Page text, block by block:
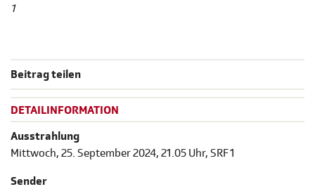
1
Beitrag teilen
DETAILINFORMATION
Ausstrahlung
Mittwoch, 25. September 2024, 21.05 Uhr, SRF 1
Sender